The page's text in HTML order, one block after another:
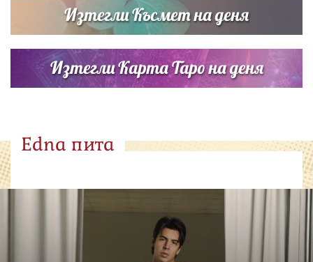
Изтегли Късмет на деня
Изтегли Карта Таро на деня
Edna пита